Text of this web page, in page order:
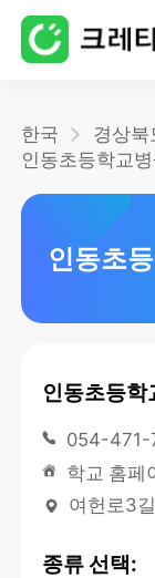
한국 경상북
인동초
인동초등학
054-471-
학교 홈페
여헌로3
종류 선택: